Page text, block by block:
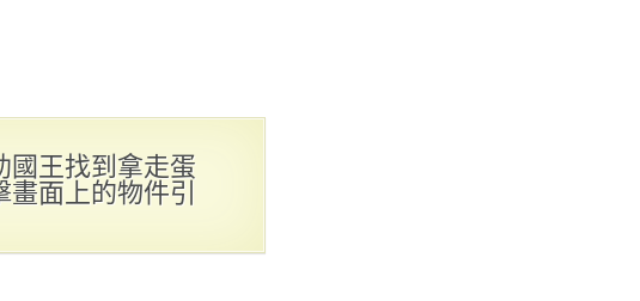
國王找到拿走蛋
畫面上的物件引